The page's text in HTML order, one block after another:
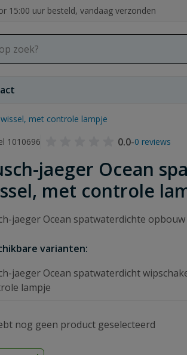
15:00 uur besteld, vandaag verzonden
met controle lampje
1010696
0.0-0 reviews
jaeger Ocean
met controle
jaeger Ocean spatwaterdichte
varianten:
jaeger Ocean spatwaterdicht
lampje
nog geen product geselecteerd